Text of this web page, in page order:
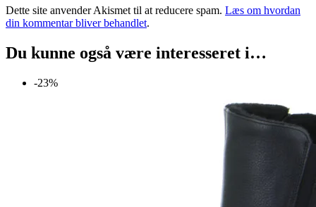
Dette site anvender Akismet til at reducere spam. Læs om hvordan
din kommentar bliver behandlet.
Du kunne også være interesseret i…
-23%